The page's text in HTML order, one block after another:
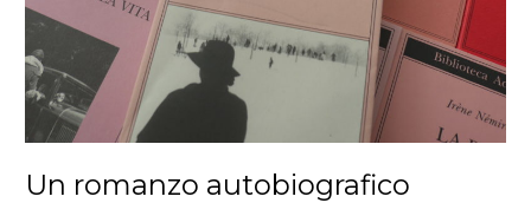
Un romanzo autobiografico